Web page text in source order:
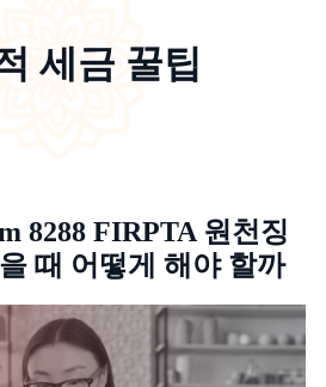
세금 꿀팁
8288 FIRPTA 원천징
때 어떻게 해야 할까